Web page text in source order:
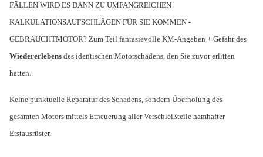
FÄLLEN WIRD ES DANN ZU UMFANGREICHEN
KALKULATIONSAUFSCHLÄGEN FÜR SIE KOMMEN -
GEBRAUCHTMOTOR? Zum Teil fantasievolle KM-Angaben + Gefahr des
Wiedererlebens des identischen Motorschadens, den Sie zuvor erlitten
hatten.
Keine punktuelle Reparatur des Schadens, sondern Überholung des
gesamten Motors mittels Erneuerung aller Verschleißteile namhafter
Erstausrüster.